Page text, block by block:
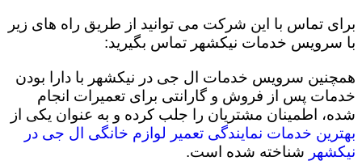
برای تماس با این شرکت می توانید از طریق راه های زیر
با سرویس خدمات نیکشهر تماس بگیرید:
همچنین سرویس خدمات ال جی در نیکشهر با دارا بودن
خدمات پس از فروش و گارانتی برای تعمیرات انجام
شده، اطمینان مشتریان را جلب کرده و به عنوان یکی از
بهترین خدمات نمایندگی تعمیر لوازم خانگی ال جی در
نیکشهر شناخته شده است.